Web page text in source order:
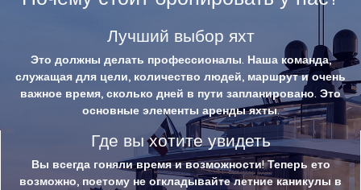
Лучший выбор яхт
Это должны делать профессионалы. Наша команда,
служащая для цели, количество людей, маршрут и очень
важное время, сколько дней в пути запланировано. Это
основные элементы аренды яхты.
Где вы хотите увидеть
Вы всегда гоняли время и возможности! Теперь ето
возможно, поетому не огкладывайте летние каникулы в